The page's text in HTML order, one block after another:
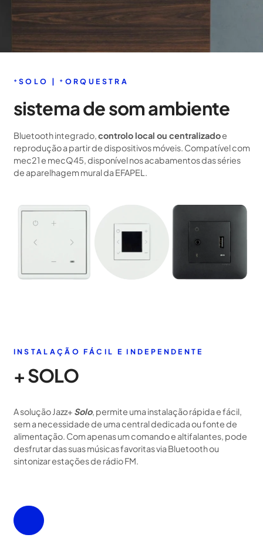
⁺SOLO | ⁺ORQUESTRA
sistema de som ambiente
Bluetooth integrado,controlo local ou centralizadoe
reprodução a partir de dispositivos móveis. Compatível com
mec21 e mecQ45, disponível nos acabamentos das séries
de aparelhagem mural da EFAPEL.
INSTALAÇÃO FÁCIL E INDEPENDENTE
+ SOLO
A solução Jazz+ Solo, permite uma instalação rápida e fácil,
sem a necessidade de uma central dedicada ou fonte de
alimentação. Com apenas um comando e altifalantes, pode
desfrutar das suas músicas favoritas via Bluetooth ou
sintonizar estações de rádio FM.